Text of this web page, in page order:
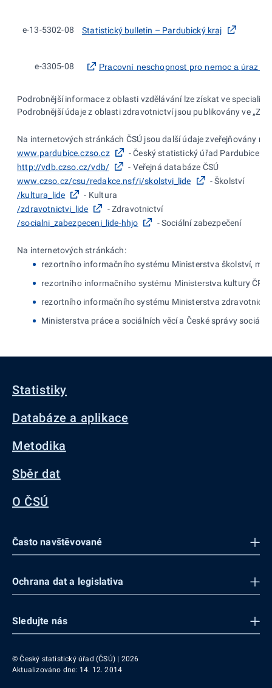
e-13-5302-08 Statistický bulletin – Pardubický kraj
e-3305-08 Pracovní neschopnost pro nemoc a úraz v
Podrobnější informace z oblasti vzdělávání lze získat ve
Podrobnější údaje z oblasti zdravotnictví jsou publikovány ve
Na internetových stránkách ČSÚ jsou další údaje zveřejňovány na:
www.pardubice.czso.cz
- Český statistický úřad Pardubice
http://vdb.czso.cz/vdb/
- Veřejná databáze ČSÚ
www.czso.cz/csu/redakce.nsf/i/skolstvi_lide
- Školství
/kultura_lide
- Kultura
/zdravotnictvi_lide
- Zdravotnictví
/socialni_zabezpeceni_lide-hhjo
- Sociální zabezpečení
Na internetových stránkách:
rezortního informačního systému Ministerstva školství,
rezortního informačního systému Ministerstva kultury ČR
rezortního informačního systému Ministerstva
Ministerstva práce a sociálních věcí a České správy
Statistiky
Databáze a aplikace
Metodika
Sběr dat
O ČSÚ
Často navštěvované
Ochrana dat a legislativa
Sledujte nás
© Český statistický úřad (ČSÚ) | 2026
Aktualizováno dne: 14. 12. 2014